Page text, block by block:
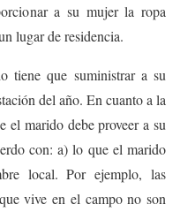
a su mujer la ropa
lugar de residencia.
tiene que suministrar a su
del año. En cuanto a la
el marido debe proveer a su
con: a) lo que el marido
local. Por ejemplo, las
vive en el campo no son